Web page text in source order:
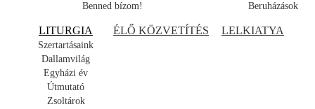
Benned bízom!
Beruházások
LITURGIA
Szertartásaink
Dallamvilág
Egyházi év
Útmutató
Zsoltárok
ÉLŐ KÖZVETÍTÉS LELKIATYA